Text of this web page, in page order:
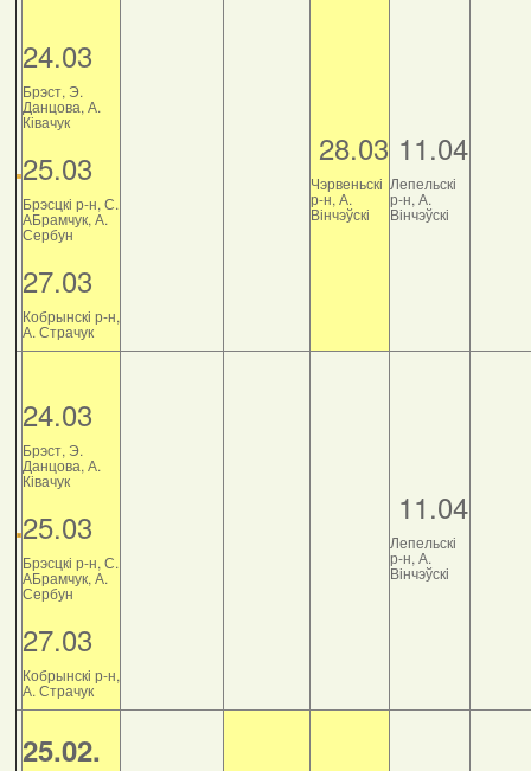
24.03
Брэст, Э.
Данцова, А.
Ківачук
25.03
Брэсцкі р-н, С.
АБрамчук, А.
Сербун
27.03
Кобрынскі р-н,
А. Страчук
28.03
Чэрвеньскі
р-н, А.
Вінчэўскі
11.04
Лепельскі
р-н, А.
Вінчэўскі
24.03
Брэст, Э.
Данцова, А.
Ківачук
25.03
Брэсцкі р-н, С.
АБрамчук, А.
Сербун
27.03
Кобрынскі р-н,
А. Страчук
11.04
Лепельскі
р-н, А.
Вінчэўскі
25.02.